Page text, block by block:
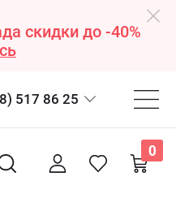
скидки до -40%
517 86 25
0